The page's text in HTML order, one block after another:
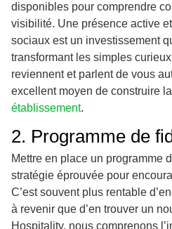
disponibles pour comprendre
visibilité. Une présence active
sociaux est un investissement
transformant les simples
reviennent et parlent de vous
excellent moyen de construire la
établissement.
2. Programme de
Mettre en place un programme
stratégie éprouvée pour
C’est souvent plus rentable
à revenir que d’en trouver un
Hospitality, nous comprenons